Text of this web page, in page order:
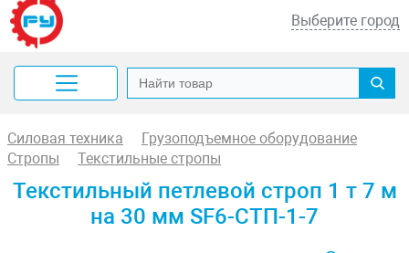
Выберите город
Силовая техника
Грузоподъемное оборудование
Стропы
Текстильные стропы
Текстильный петлевой строп 1 т 7 м
на 30 мм SF6-СТП-1-7